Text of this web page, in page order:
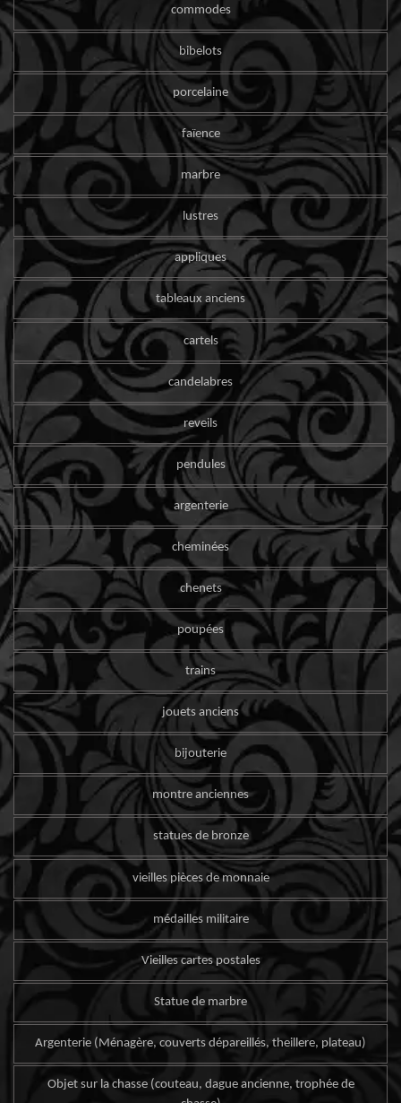
commodes
bibelots
porcelaine
faïence
marbre
lustres
appliques
tableaux anciens
cartels
candelabres
reveils
pendules
argenterie
cheminées
chenets
poupées
trains
jouets anciens
bijouterie
montre anciennes
statues de bronze
vieilles pièces de monnaie
médailles militaire
Vieilles cartes postales
Statue de marbre
Argenterie (Ménagère, couverts dépareillés, theillere, plateau)
Objet sur la chasse (couteau, dague ancienne, trophée de